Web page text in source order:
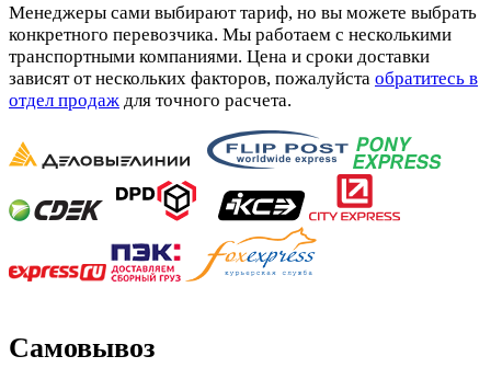
Менеджеры сами выбирают тариф, но вы можете выбрать
конкретного перевозчика. Мы работаем с несколькими
транспортными компаниями. Цена и сроки доставки
зависят от нескольких факторов, пожалуйста обратитесь в
отдел продаж для точного расчета.
Самовывоз